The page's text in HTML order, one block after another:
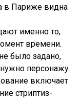
в Париже видна
именно то,
времени.
было задано,
персонажу.
включает
стриптиз-